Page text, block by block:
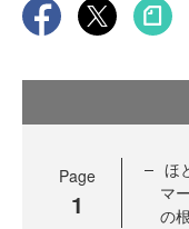
Page
1
ほ
マ
の